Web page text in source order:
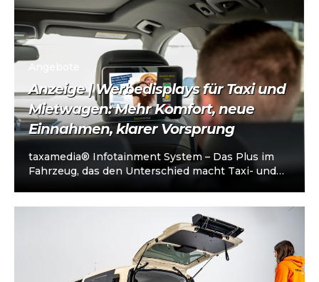
Anzeige | Werbedisplays für Taxi und
Mietwagen: Mehr Komfort, neue
Einnahmen, klarer Vorsprung
taxamedia® Infotainment System – Das Plus im
Fahrzeug, das den Unterschied macht Taxi- und